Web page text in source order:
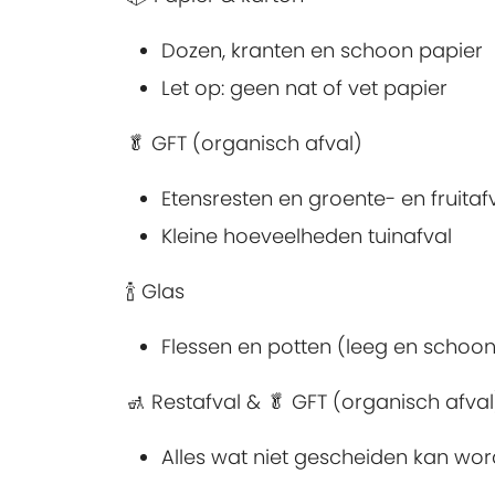
Dozen, kranten en schoon papier
Let op: geen nat of vet papier
🥬 GFT (organisch afval)
Etensresten en groente- en
Kleine hoeveelheden tuinafval
🍾 Glas
Flessen en potten (leeg en
🚮 Restafval & 🥬 GFT (organisch
Alles wat niet gescheiden kan